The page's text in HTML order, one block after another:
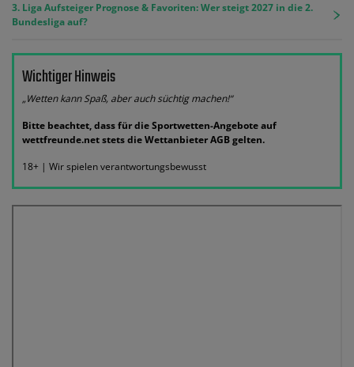
3. Liga Aufsteiger Prognose & Favoriten: Wer steigt 2027 in die 2.
Bundesliga auf?
Wichtiger Hinweis
„Wetten kann Spaß, aber auch süchtig machen!“
Bitte beachtet, dass für die Sportwetten-Angebote auf
wettfreunde.net stets die Wettanbieter AGB gelten.
18+ | Wir spielen verantwortungsbewusst